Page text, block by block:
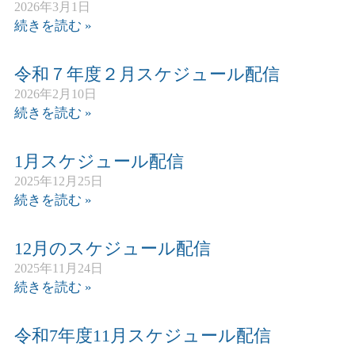
2026年3月1日
続きを読む »
令和７年度２月スケジュール配信
2026年2月10日
続きを読む »
1月スケジュール配信
2025年12月25日
続きを読む »
12月のスケジュール配信
2025年11月24日
続きを読む »
令和7年度11月スケジュール配信